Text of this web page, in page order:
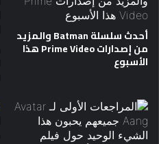
أحدث سلسلة Batman والمزيد
من إصدارات Prime Video هذا
الأسبوع